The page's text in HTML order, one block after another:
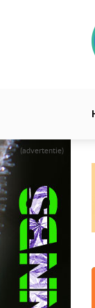
(advertentie)